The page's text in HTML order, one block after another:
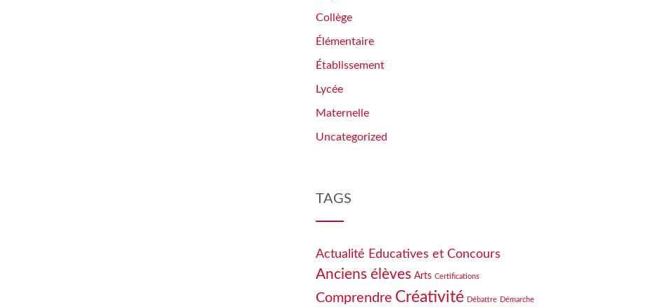
Collège
Élémentaire
Établissement
Lycée
Maternelle
Uncategorized
TAGS
Actualité Educatives et Concours
Anciens élèves Arts Certifications
Comprendre Créativité Débattre Démarche